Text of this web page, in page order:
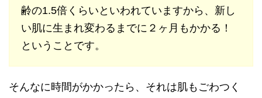
齢の1.5倍くらいといわれていますから、新し
い肌に生まれ変わるまでに２ヶ月もかかる！
ということです。
そんなに時間がかかったら、それは肌もごわつく